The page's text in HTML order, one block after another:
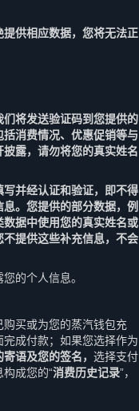
提供相应数据，您将无法正
将发送验证码到您提供的
消费情况、优惠促销等与
露，请勿将您的真实姓名
并经认证和验证，即不得
。您提供的部分数据，例
据中使用您的真实姓名或
提供这些补充信息，不会
的个人信息。
买或为您的蒸汽钱包充
成付款；如果您选择作为
语及您的签名， 选择支付
构成您的“消费历史记录”，